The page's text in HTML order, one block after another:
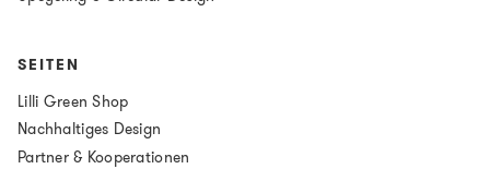
SEITEN
Lilli Green Shop
Nachhaltiges Design
Partner & Kooperationen